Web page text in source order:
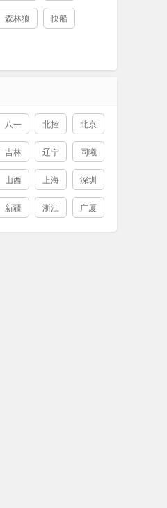
森林狼 快船
八一 北控 北京
吉林 辽宁 同曦
山西 上海 深圳
新疆 浙江 广厦